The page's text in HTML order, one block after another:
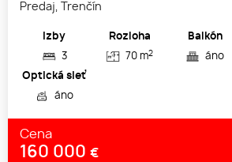
Predaj, Trenčín
Izby
3
Rozloha
70 m2
Balkón
áno
Optická sieť
áno
Cena
160 000 €